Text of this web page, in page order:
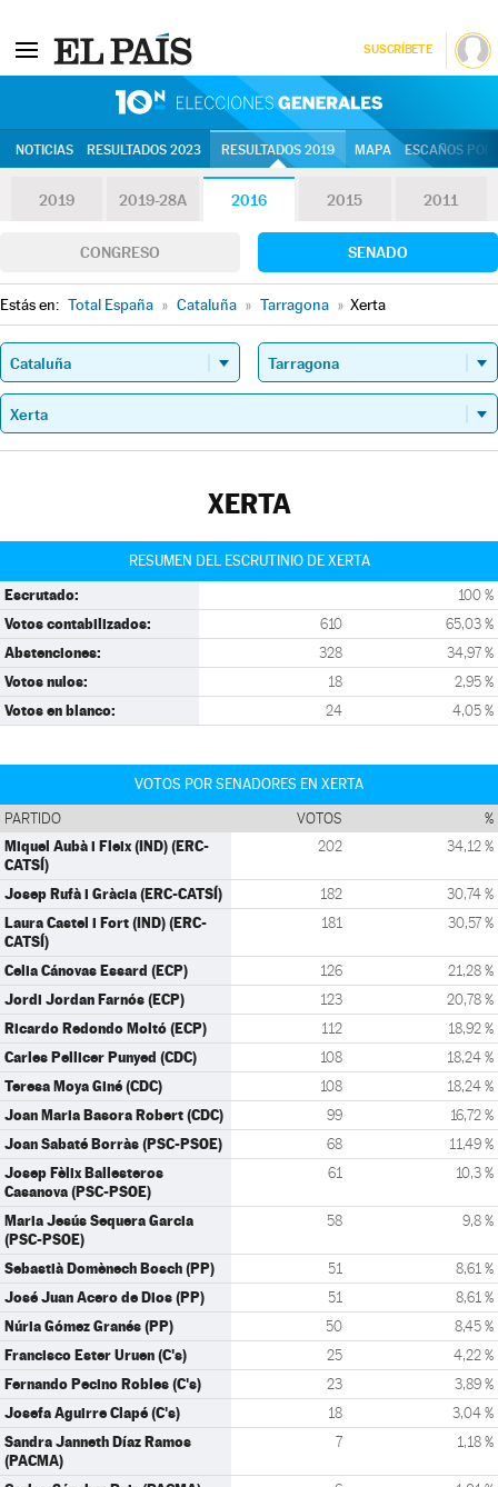
SUSCRÍBETE
NOTICIAS RESULTADOS 2023 RESULTADOS 2019 MAPA ESCAÑOS
2019 2019-28A 2016 2015 2011
CONGRESO SENADO
Estás en: Total España » Cataluña » Tarragona » Xerta
XERTA
RESUMEN DEL ESCRUTINIO DE XERTA
Escrutado: 100 %
Votos contabilizados: 610 65,03 %
Abstenciones: 328 34,97 %
Votos nulos: 18 2,95 %
Votos en blanco: 24 4,05 %
VOTOS POR SENADORES EN XERTA
PARTIDO VOTOS %
Miquel Aubà i Fleix (IND) (ERC-
CATSÍ)
202 34,12 %
Josep Rufà i Gràcia (ERC-CATSÍ) 182 30,74 %
Laura Castel i Fort (IND) (ERC-
CATSÍ)
181 30,57 %
Celia Cánovas Essard (ECP) 126 21,28 %
Jordi Jordan Farnós (ECP) 123 20,78 %
Ricardo Redondo Moltó (ECP) 112 18,92 %
Carles Pellicer Punyed (CDC) 108 18,24 %
Teresa Moya Giné (CDC) 108 18,24 %
Joan Maria Basora Robert (CDC) 99 16,72 %
Joan Sabaté Borràs (PSC-PSOE) 68 11,49 %
Josep Fèlix Ballesteros
Casanova (PSC-PSOE)
61 10,3 %
Maria Jesús Sequera Garcia
(PSC-PSOE)
58 9,8 %
Sebastià Domènech Bosch (PP) 51 8,61 %
José Juan Acero de Dios (PP) 51 8,61 %
Núria Gómez Granés (PP) 50 8,45 %
Francisco Ester Uruen (C's) 25 4,22 %
Fernando Pecino Robles (C's) 23 3,89 %
Josefa Aguirre Clapé (C's) 18 3,04 %
Sandra Janneth Díaz Ramos
(PACMA)
7 1,18 %